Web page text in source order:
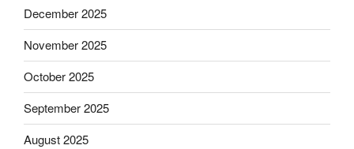
December 2025
November 2025
October 2025
September 2025
August 2025